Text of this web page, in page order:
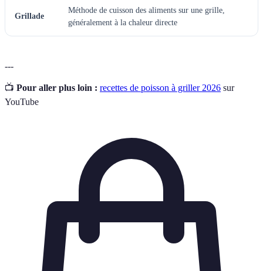
Grillade
Méthode de cuisson des aliments sur une grille,
généralement à la chaleur directe
---
📺 Pour aller plus loin : recettes de poisson à griller 2026 sur
YouTube